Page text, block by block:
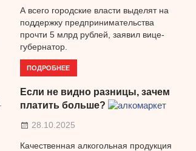
А всего городские власти выделят на
поддержку предпринимательства
прочти 5 млрд рублей, заявил вице-
губернатор.
ПОДРОБНЕЕ
Если не видно разницы, зачем
платить больше?
28.10.2025
Качественная алкогольная продукция